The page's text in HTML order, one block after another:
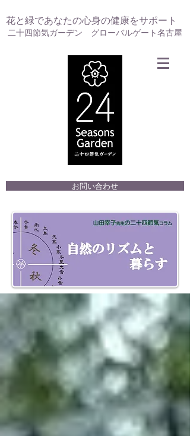
花と緑であなたの心身の健康をサポート
お問い合わせ
二十四節気ガーデン グローバルゲート名古屋